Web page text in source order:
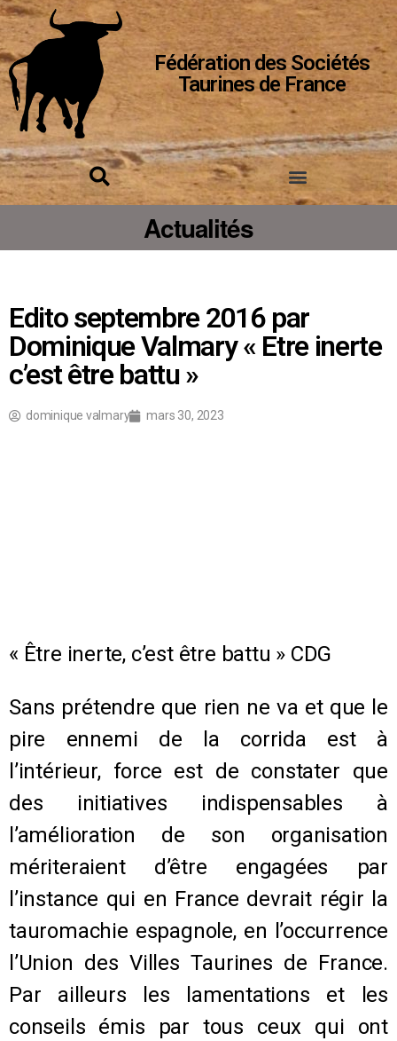
Fédération des Sociétés
Taurines de France
Actualités
Edito septembre 2016 par
Dominique Valmary « Etre inerte
c’est être battu »
dominique valmary mars 30, 2023
« Être inerte, c’est être battu » CDG
Sans prétendre que rien ne va et que le
pire ennemi de la corrida est à
l’intérieur, force est de constater que
des initiatives indispensables à
l’amélioration de son organisation
mériteraient d’être engagées par
l’instance qui en France devrait régir la
tauromachie espagnole, en l’occurrence
l’Union des Villes Taurines de France.
Par ailleurs les lamentations et les
conseils émis par tous ceux qui ont